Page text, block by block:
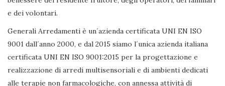
e dei volontari.
Generali Arredamenti è un´azienda certificata UNI EN ISO
9001 dall´anno 2000, e dal 2015 siamo l´unica azienda italiana
certificata UNI EN ISO 9001:2015 per la progettazione e
realizzazione di arredi multisensoriali e di ambienti dedicati
alle terapie non farmacologiche, con annessa attività di